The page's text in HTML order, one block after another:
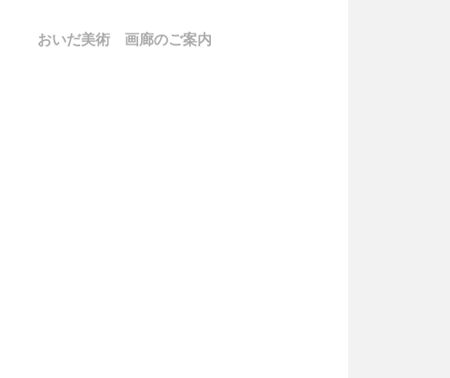
おいだ美術 画廊のご案内